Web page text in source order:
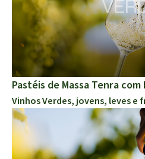
Pastéis de Massa Tenra
Vinhos Verdes, jovens, leves e